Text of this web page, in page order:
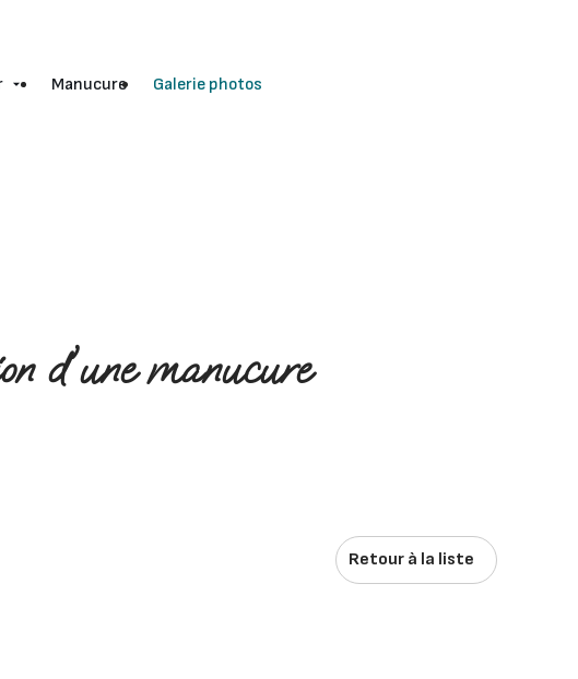
Manucure Galerie photos
d'une manucure
Retour à la liste